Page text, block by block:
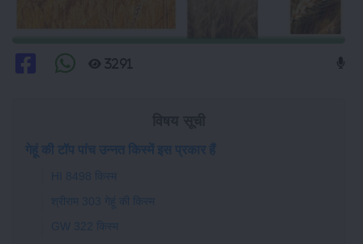
3291
गेहूं की टॉप पांच उन्नत किस्में इस प्रकार हैं
HI 8498 किस्म
श्रीराम 303 गेहूं की किस्म
GW 322 किस्म